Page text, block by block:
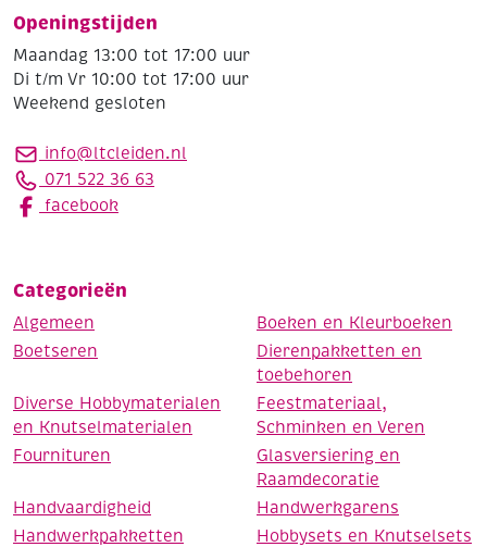
Openingstijden
Maandag 13:00 tot 17:00 uur
Di t/m Vr 10:00 tot 17:00 uur
Weekend gesloten
info@ltcleiden.nl
071 522 36 63
facebook
Categorieën
Algemeen
Boeken en Kleurboeken
Boetseren
Dierenpakketten en
toebehoren
Diverse Hobbymaterialen
en Knutselmaterialen
Feestmateriaal,
Schminken en Veren
Fournituren
Glasversiering en
Raamdecoratie
Handvaardigheid
Handwerkgarens
Handwerkpakketten
Hobbysets en Knutselsets